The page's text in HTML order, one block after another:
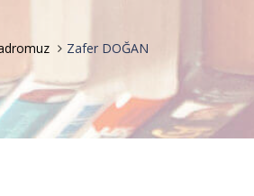
Zafer DOĞAN